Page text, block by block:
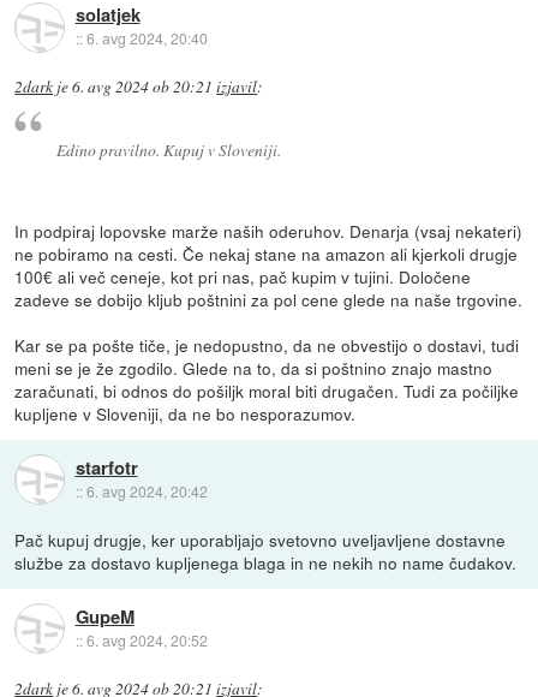
solatjek
::6. avg 2024, 20:40
2dark je6. avg 2024 ob 20:21 izjavil:
Edino pravilno. Kupuj v Sloveniji.
In podpiraj lopovske marže naših oderuhov. Denarja (vsaj nekateri)
ne pobiramo na cesti. Če nekaj stane na amazon ali kjerkoli drugje
100€ ali več ceneje, kot pri nas, pač kupim v tujini. Določene
zadeve se dobijo kljub poštnini za pol cene glede na naše trgovine.
Kar se pa pošte tiče, je nedopustno, da ne obvestijo o dostavi, tudi
meni se je že zgodilo. Glede na to, da si poštnino znajo mastno
zaračunati, bi odnos do pošiljk moral biti drugačen. Tudi za počiljke
kupljene v Sloveniji, da ne bo nesporazumov.
starfotr
::6. avg 2024, 20:42
Pač kupuj drugje, ker uporabljajo svetovno uveljavljene dostavne
službe za dostavo kupljenega blaga in ne nekih no name čudakov.
GupeM
::6. avg 2024, 20:52
2dark je6. avg 2024 ob 20:21 izjavil: